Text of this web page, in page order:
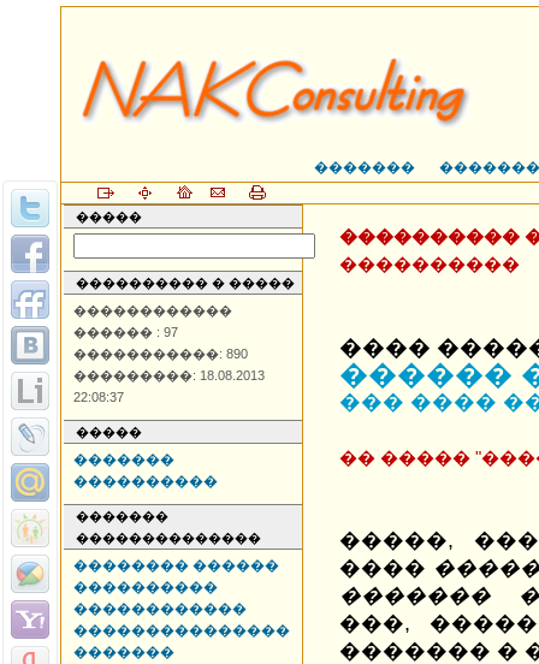
������� �������
�����
���������� � �����
������������
������ : 97
�����������: 890
���������: 18.08.2013
22:08:37
�����
�������
����������
�������
��������������
�������� ������
����������
������������
���������������
�������
����������
����������
����
������
��� ����
�� �����
�����,
����
�������
���,
������� �